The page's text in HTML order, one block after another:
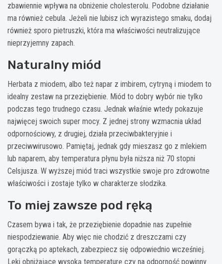
zbawiennie wpływa na obniżenie cholesterolu. Podobne działanie
ma również cebula. Jeżeli nie lubisz ich wyrazistego smaku, dodaj
również sporo pietruszki, która ma właściwości neutralizujące
nieprzyjemny zapach.
Naturalny miód
Herbata z miodem, albo też napar z imbirem, cytryną i miodem to
idealny zestaw na przeziębienie. Miód to dobry wybór nie tylko
podczas tego trudnego czasu. Jednak właśnie wtedy pokazuje
najwięcej swoich super mocy. Z jednej strony wzmacnia układ
odpornościowy, z drugiej, działa przeciwbakteryjnie i
przeciwwirusowo. Pamiętaj, jednak gdy mieszasz go z mlekiem
lub naparem, aby temperatura płynu była niższa niż 70 stopni
Celsjusza. W wyższej miód traci wszystkie swoje pro zdrowotne
właściwości i zostaje tylko w charakterze słodzika.
To miej zawsze pod ręką
Czasem bywa i tak, że przeziębienie dopadnie nas zupełnie
niespodziewanie. Aby więc nie chodzić z dreszczami czy
gorączką po aptekach, zabezpiecz się odpowiednio wcześniej.
Leki obniżające wysoką temperaturę czy na odporność powinny